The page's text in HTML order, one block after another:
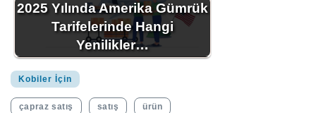
2025 Yılında Amerika Gümrük
Tarifelerinde Hangi
Yenilikler…
Kobiler İçin
çapraz satış satış ürün